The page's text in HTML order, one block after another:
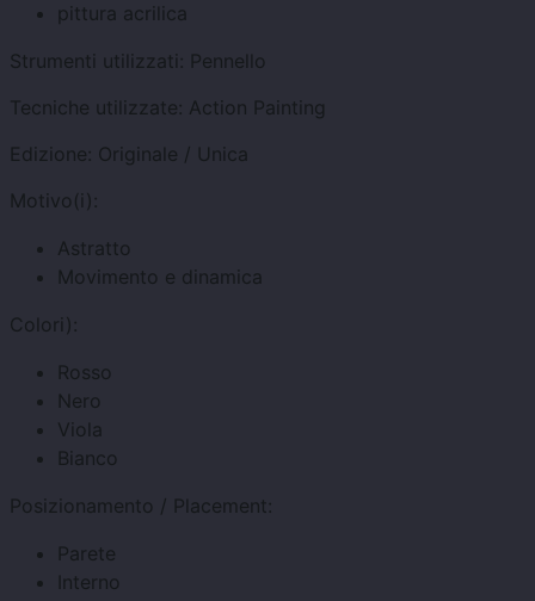
pittura acrilica
Strumenti utilizzati: Pennello
Tecniche utilizzate: Action Painting
Edizione: Originale / Unica
Motivo(i):
Astratto
Movimento e dinamica
Colori):
Rosso
Nero
Viola
Bianco
Posizionamento / Placement:
Parete
Interno